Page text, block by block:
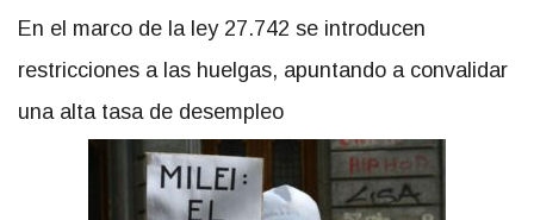
En el marco de la ley 27.742 se introducen
restricciones a las huelgas, apuntando a convalidar
una alta tasa de desempleo